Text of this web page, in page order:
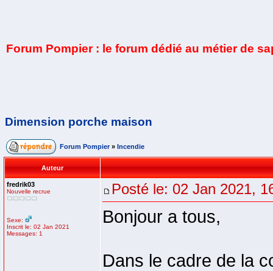
Forum Pompier : le forum dédié au métier de
Dimension porche maison
Forum Pompier » Incendie
Auteur
fredrik03
Nouvelle recrue
Sexe:
Inscrit le: 02 Jan 2021
Messages: 1
Posté le: 02 Jan 2021,
Bonjour a tous,
Dans le cadre de la